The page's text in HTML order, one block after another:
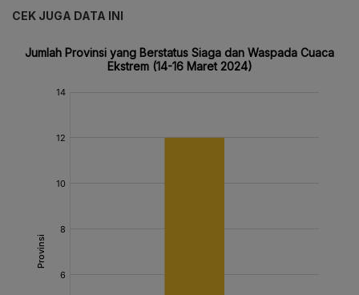
CEK JUGA DATA INI